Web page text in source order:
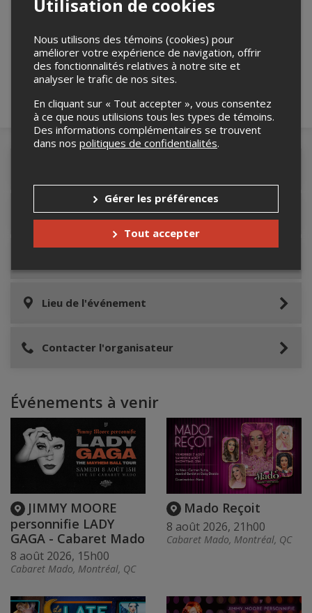
robot ci-bas.
Accès au site de l'événement
Lieu de l'événement
Contacter l'organisateur
Événements à venir
JIMMY MOORE
personnifie LADY
GAGA - Cabaret Mado
8 août 2026, 15h00
Cabaret Mado, Montréal, QC
Mado Reçoit
8 août 2026, 21h00
Cabaret Mado, Montréal, QC
Utilisation de cookies
Nous utilisons des témoins (cookies) pour
améliorer votre expérience de navigation, offrir
des fonctionnalités relatives à notre site et
analyser le trafic de nos sites.
En cliquant sur « Tout accepter », vous consentez
à ce que nous utilisions tous les types de témoins.
Des informations complémentaires se trouvent
dans nos politiques de confidentialités.
Gérer les préférences
Tout accepter